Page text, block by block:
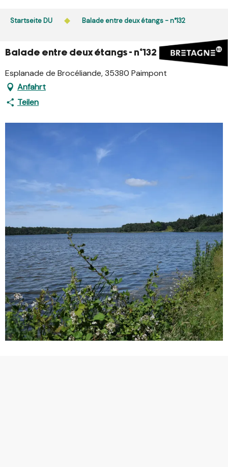
Startseite DU Balade entre deux étangs - n°132
Balade entre deux étangs - n°132
Esplanade de Brocéliande, 35380 Paimpont
Anfahrt
Teilen